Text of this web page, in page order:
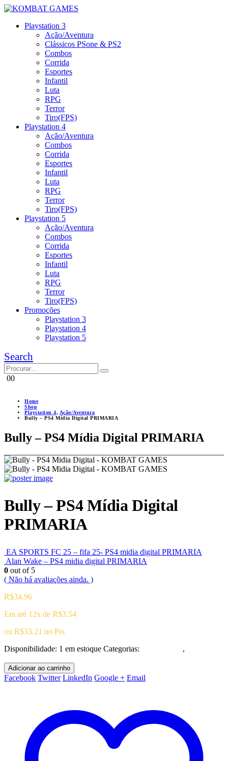
Playstation 3
Ação/Aventura
Clássicos PSone & PS2
Combos
Corrida
Esportes
Infantil
Luta
RPG
Terror
Tiro(FPS)
Playstation 4
Ação/Aventura
Combos
Corrida
Esportes
Infantil
Luta
RPG
Terror
Tiro(FPS)
Playstation 5
Ação/Aventura
Combos
Corrida
Esportes
Infantil
Luta
RPG
Terror
Tiro(FPS)
Promoções
Playstation 3
Playstation 4
Playstation 5
Search
00
Home
Shop
Playstation 4, Ação/Aventura
Bully – PS4 Mídia Digital PRIMARIA
Bully – PS4 Mídia Digital PRIMARIA
Bully – PS4 Mídia Digital
PRIMARIA
EA SPORTS FC 25 – fifa 25- PS4 midia digital PRIMARIA
Alan Wake – PS4 midia digital PRIMARIA
0 out of 5
( Não há avaliações ainda. )
R$34.96
Em até 12x de R$3.54
ou R$33.21 no Pix
Disponibilidade: 1 em estoque Categorias:
,
Adicionar ao carrinho
Facebook Twitter LinkedIn Google + Email